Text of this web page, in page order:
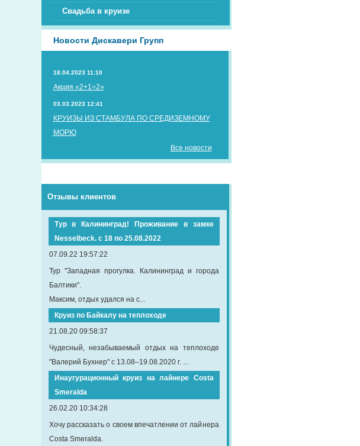
Свадьба в круизе
Новости Дискавери Групп
18.04.2023 11:10
Акция «2+1=2»
03.03.2023 12:41
КРУИЗЫ ИЗ СТАМБУЛА ПО СРЕДИЗЕМНОМУ
МОРЮ
Все новости
Отзывы клиентов
Тур в Калининград! Проживание в замке
Nesselbeck. с 18 по 25.08.2022
07.09.22 19:57:22
Тур "Западная прогулка. Калининград и города
Балтики".
Максим, отдых удался на с...
Круиз по Байкалу на теплоходе
21.08.20 09:58:37
Чудесный, незабываемый отдых на теплоходе
"Валерий Бухнер" с 13.08–19.08.2020 г. ...
Инаугурационный круиз на лайнере Сosta
Smeralda
26.02.20 10:34:28
Хочу рассказать о своем впечатлении от лайнера
Costa Smeralda.